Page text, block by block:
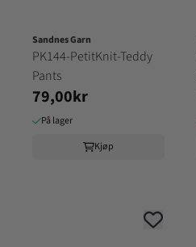
Sandnes Garn
PK144-PetitKnit-Teddy
Pants
79,00kr
På lager
Kjøp